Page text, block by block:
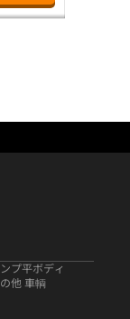
プ平ボディ
他 車輌